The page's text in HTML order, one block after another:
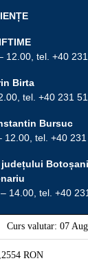
12.00, tel. +40
Birta
tel. +40 231
Bursuc
12.00, tel. +40
județului Botoșani
14.00, tel. +40
Curs valutar: 07
RON